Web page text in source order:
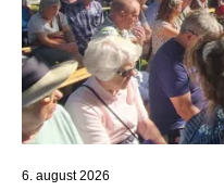
6. august 2026